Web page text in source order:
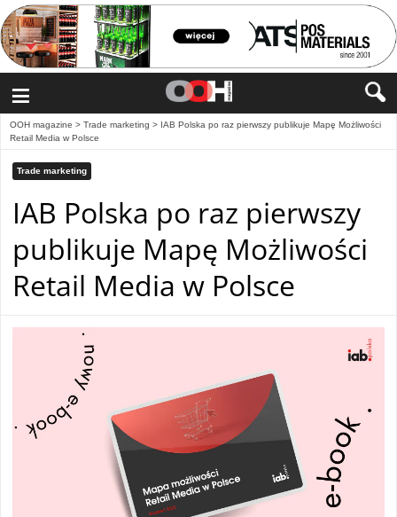
≡
OOH magazine > Trade marketing > IAB Polska po raz pierwszy publikuje Mapę Możliwości
Retail Media w Polsce
Trade marketing
IAB Polska po raz pierwszy
publikuje Mapę Możliwości
Retail Media w Polsce